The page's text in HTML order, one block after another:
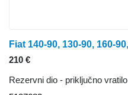
210 €
Rezervni dio - priključno vratilo